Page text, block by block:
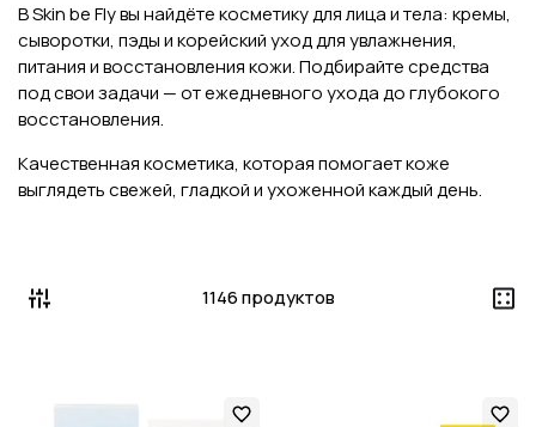
В Skin be Fly вы найдёте косметику для лица и тела: кремы,
сыворотки, пэды и корейский уход для увлажнения,
питания и восстановления кожи. Подбирайте средства
под свои задачи — от ежедневного ухода до глубокого
восстановления.
Качественная косметика, которая помогает коже
выглядеть свежей, гладкой и ухоженной каждый день.
1146 продуктов